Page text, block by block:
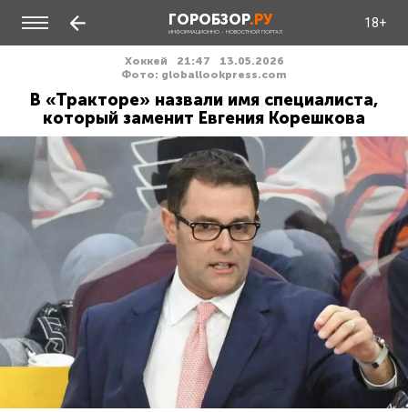
ГОРОБЗОР.РУ
ИНФОРМАЦИОННО - НОВОСТНОЙ ПОРТАЛ
18+
Хоккей 21:47
13.05.2026
Фото: globallookpress.com
В «Тракторе» назвали имя специалиста,
который заменит Евгения Корешкова